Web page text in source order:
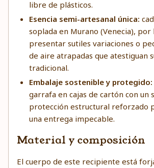
libre de plásticos.
Esencia semi-artesanal única:
soplada en Murano (Venecia), por
presentar sutiles variaciones o
de aire atrapadas que atestiguan
tradicional.
Embalaje sostenible y protegido:
garrafa en cajas de cartón con un
protección estructural reforzado
una entrega impecable.
Material y composición
El cuerpo de este recipiente está